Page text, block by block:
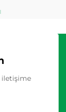
iletişime